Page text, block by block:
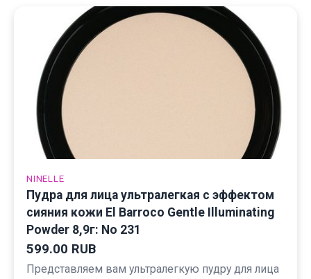
NINELLE
Пудра для лица ультралегкая с эффектом
сияния кожи El Barroco Gentle Illuminating
Powder 8,9г: No 231
599.00 RUB
Представляем вам ультралегкую пудру для лица